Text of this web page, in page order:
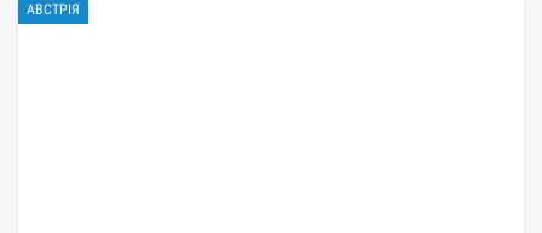
АВСТРІЯ